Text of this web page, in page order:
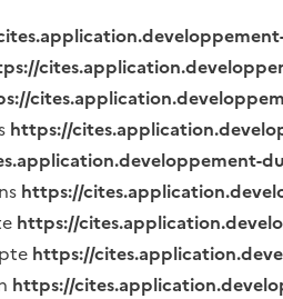
https://
https://
https://
https://
https://